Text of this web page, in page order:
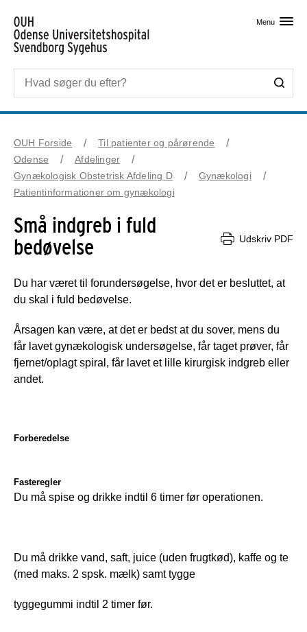
Menu
OUH Forside
Til patienter og pårørende
Odense
Afdelinger
Gynækologisk Obstetrisk Afdeling D
Gynækologi
Patientinformationer om gynækologi
Små indgreb i fuld
bedøvelse
Udskriv PDF
Du har været til forundersøgelse, hvor det er besluttet, at
du skal i fuld bedøvelse.
Årsagen kan være, at det er bedst at du sover, mens du
får lavet gynækologisk undersøgelse, får taget prøver, får
fjernet/oplagt spiral, får lavet et lille kirurgisk indgreb eller
andet.
Forberedelse
Fasteregler
Du må spise og drikke indtil 6 timer før operationen.
Du må drikke vand, saft, juice (uden frugtkød), kaffe og te
(med maks. 2 spsk. mælk) samt tygge
tyggegummi indtil 2 timer før.